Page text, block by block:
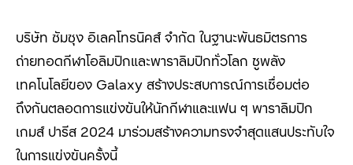
บริษัท ซัมซุง อิเลคโทรนิคส์ จำกัด ในฐานะพันธมิตรการ
ถ่ายทอดกีฬาโอลิมปิกและพาราลิมปิกทั่วโลก ชูพลัง
เทคโนโลยีของ Galaxy สร้างประสบการณ์การเชื่อมต่อ
ถึงกันตลอดการแข่งขันให้นักกีฬาและแฟน ๆ พาราลิมปิก
เกมส์ ปารีส 2024 มาร่วมสร้างความทรงจำสุดแสนประทับใจ
ในการแข่งขันครั้งนี้